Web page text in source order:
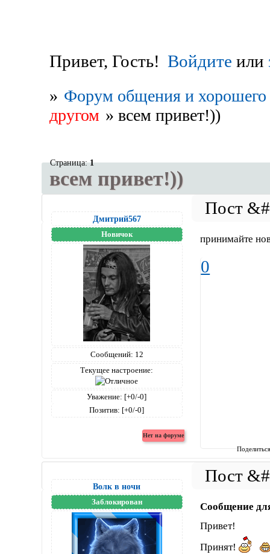
Привет, Гость! Войдите или
» Форум общения и хорошего
другом » всем привет!))
всем привет!))
Страница:1
Дмитрий567
Новичок
Сообщений: 12
Текущее настроение:
Уважение: [+0/-0]
Позитив: [+0/-0]
принимайте
0
Волк в ночи
Заблокирован
Сообщение
Привет!
Принят!